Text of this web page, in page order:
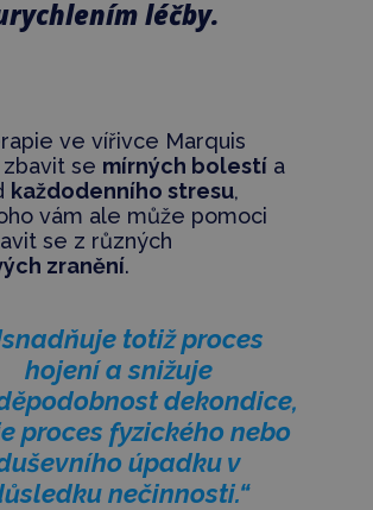
léčby.
ve vířivce Marquis
se mírných bolestía
každodenního stresu,
vám ale může pomoci
se z různých
zranění.
totiž proces
hojení a snižuje
dekondice,
proces fyzického nebo
úpadku v
nečinnosti.“